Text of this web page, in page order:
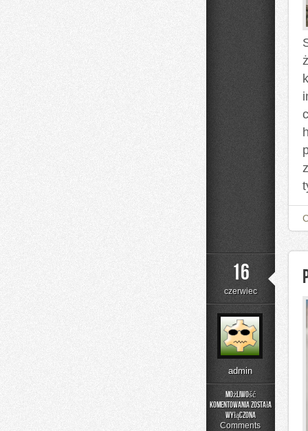
16
czerwiec
admin
Możliwość
komentowania
Poradniki
Użytkownika
została
wyłączona
Comments